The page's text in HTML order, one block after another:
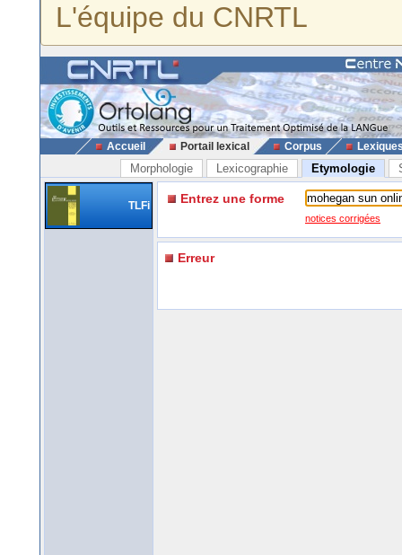
L'équipe du CNRTL
Accueil Portail lexical Corpus
Morphologie Lexicographie Etymologie
TLFi Entrez une forme
notices corrigées
Erreur